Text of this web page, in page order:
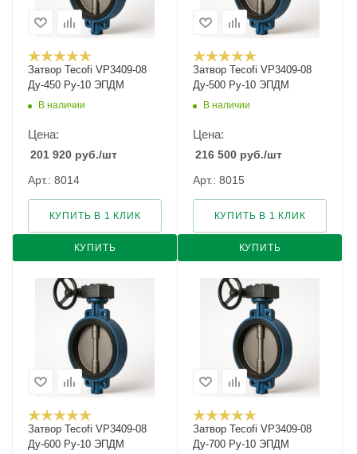
Затвор Tecofi VP3409-08
Ду-450 Ру-10 ЭПДМ
В наличии
Цена:
201 920 руб./шт
Арт.: 8014
КУПИТЬ
КУПИТЬ В 1 КЛИК
Затвор Tecofi VP3409-08
Ду-500 Ру-10 ЭПДМ
В наличии
Цена:
216 500 руб./шт
Арт.: 8015
КУПИТЬ
КУПИТЬ В 1 КЛИК
Затвор Tecofi VP3409-08
Ду-600 Ру-10 ЭПДМ
Затвор Tecofi VP3409-08
Ду-700 Ру-10 ЭПДМ